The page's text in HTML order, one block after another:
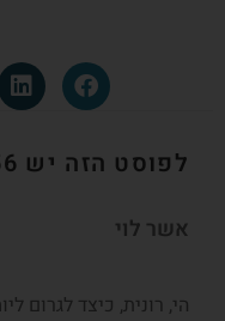
לפוסט הזה יש 56 תגובות
אשר לוי
הי, רונית, כיצד לגרום